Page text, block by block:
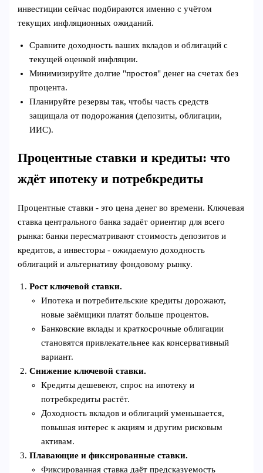
инвестиции сейчас подбираются именно с учётом
текущих инфляционных ожиданий.
Сравните доходность ваших вкладов и облигаций с
текущей оценкой инфляции.
Минимизируйте долгие "простоя" денег на счетах без
процента.
Планируйте резервы так, чтобы часть средств
защищала от подорожания (депозиты, облигации,
ИИС).
Процентные ставки и кредиты: что
ждёт ипотеку и потребкредиты
Процентные ставки - это цена денег во времени. Ключевая
ставка центрального банка задаёт ориентир для всего
рынка: банки пересматривают стоимость депозитов и
кредитов, а инвесторы - ожидаемую доходность
облигаций и альтернативу фондовому рынку.
Рост ключевой ставки.
Ипотека и потребительские кредиты дорожают,
новые заёмщики платят больше процентов.
Банковские вклады и краткосрочные облигации
становятся привлекательнее как консервативный
вариант.
Снижение ключевой ставки.
Кредиты дешевеют, спрос на ипотеку и
потребкредиты растёт.
Доходность вкладов и облигаций уменьшается,
повышая интерес к акциям и другим рисковым
активам.
Плавающие и фиксированные ставки.
Фиксированная ставка даёт предсказуемость